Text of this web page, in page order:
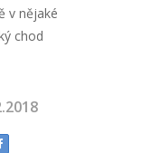
v nějaké
chod